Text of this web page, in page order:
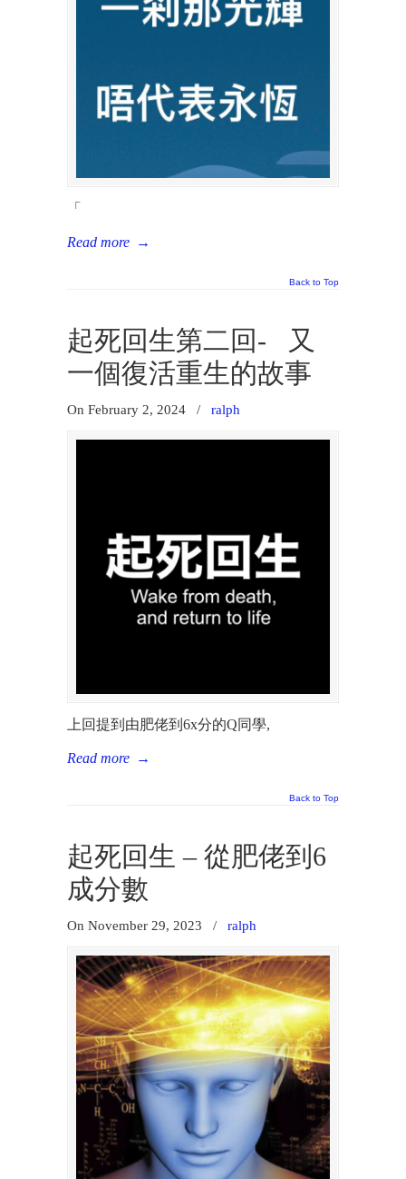
「
Read more →
Back to Top
起死回生第二回- 又
一個復活重生的故事
On February 2, 2024 / ralph
上回提到由肥佬到6x分的Q同學,
Read more →
Back to Top
起死回生 – 從肥佬到6
成分數
On November 29, 2023 / ralph
狀元報讀補習社
2026年: SMCC HKDSE 狀元 Audrey Yiu
2025年: Radley College Alevel 狀元 Marco Sit
IAlevel: 100% A* (Core Maths & Further Maths)
另享有$900優惠，滿額即止！